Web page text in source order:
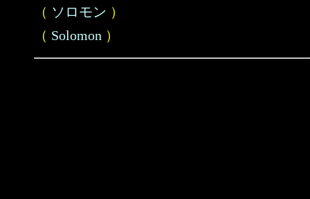
（ ソロモン ）
（ Solomon ）